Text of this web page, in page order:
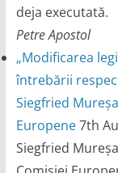
deja executată.
Petre Apostol
„Modificarea
întrebării
Siegfried
Europene7th
Siegfried